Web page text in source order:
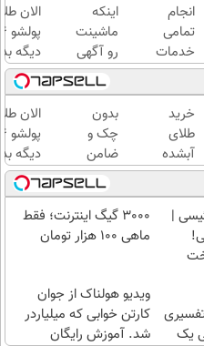
انجام
تمامی
خدمات
خودرویی
در محل
با یدک
دات کام
اینکه
ماشینت
رو آگهی
کنی و
همه
بهت
زنگ
بزنن
اذییت
میکنه؟
الان
دیگه
طلا با
بی‌بهره
خرید
طلای
آبشده
حتی با
۱۰۰هزارتومان
بدون
چک و
ضامن
تا 100
میلیون
اعتبار
خرید
الان
دیگه
طلا با
بی‌بهره
|
3000 گیگ اینترنت؛ فقط
ماهی 100 هزار تومان
یک
ویدیو هولناک از جوان
کارتن خوابی که میلیاردر
شد. آموزش رایگان